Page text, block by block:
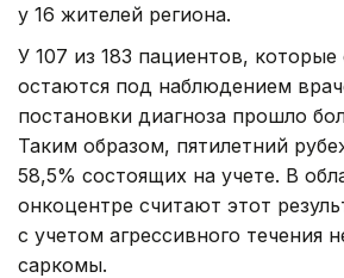
у 16 жителей региона.
У 107 из 183 пациентов, которые
остаются под наблюдением
постановки диагноза прошло
Таким образом, пятилетний
58,5% состоящих на учете. В
онкоцентре считают этот
с учетом агрессивного течения
саркомы.